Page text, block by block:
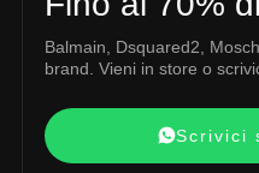
Balmain, Dsquared2,
brand. Vieni in store o
Scrivici